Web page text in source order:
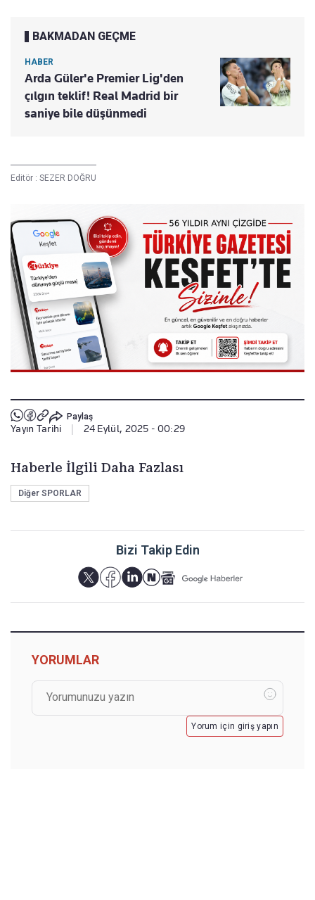
BAKMADAN GEÇME
HABER
Arda Güler'e Premier Lig'den
çılgın teklif! Real Madrid bir
saniye bile düşünmedi
Editör : SEZER DOĞRU
Paylaş
Yayın Tarihi 24 Eylül, 2025 - 00:29
Haberle İlgili Daha Fazlası
Diğer SPORLAR
Bizi Takip Edin
YORUMLAR
Yorum için giriş yapın